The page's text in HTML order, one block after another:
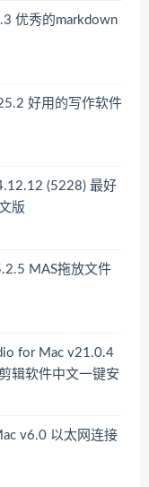
优秀的markdown
好用的写作软件
(5228) 最好
版
MAS拖放文件
for Mac v21.0.4
辑软件中文一键安
v6.0 以太网连接